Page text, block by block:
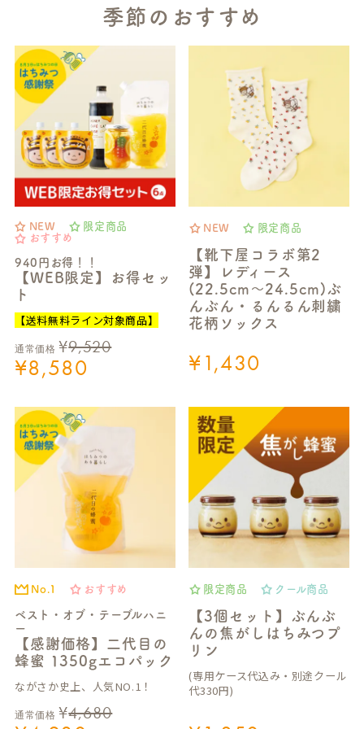
季節のおすすめ
NEW
限定商品
おすすめ
940円お得！！
【WEB限定】お得セッ
ト
【送料無料ライン対象商品】
通常価格 ¥9,520
¥8,580
NEW 限定商品
【靴下屋コラボ第2
弾】レディース
(22.5cm～24.5cm)ぶ
んぶん・るんるん刺繍
花柄ソックス
¥1,430
No.1 おすすめ
ベスト・オブ・テーブルハニ
ー
【感謝価格】二代目の
蜂蜜 1350gエコパック
ながさか史上、人気NO.1！
通常価格 ¥4,680
限定商品 クール商品
【3個セット】ぶんぶ
んの焦がしはちみつプ
リン
(専用ケース代込み・別途クール
代330円)